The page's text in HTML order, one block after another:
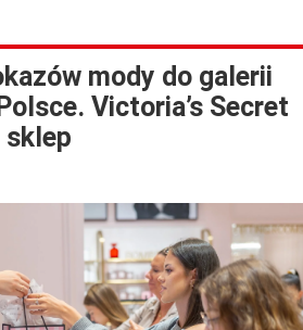
mody do galerii
Victoria’s Secret